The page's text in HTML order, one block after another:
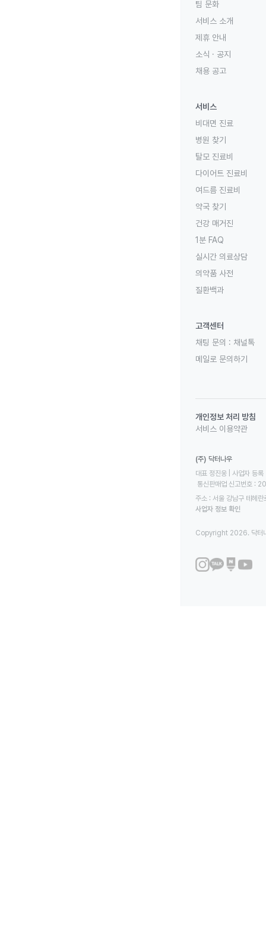
팀 문화
서비스 소개
제휴 안내
소식 · 공지
채용 공고
서비스
비대면 진료
병원 찾기
탈모 진료비
다이어트 진료비
여드름 진료비
약국 찾기
건강 매거진
1분 FAQ
실시간 의료상담
의약품 사전
질환백과
고객센터
채팅 문의 : 채널톡
메일로 문의하기
개인정보 처리 방침
서비스 이용약관
(주) 닥터나우
대표 정진웅 | 사업자
통신판매업 신고번호
주소 : 서울 강남구 테헤
사업자 정보 확인
Copyright 2026. 닥터